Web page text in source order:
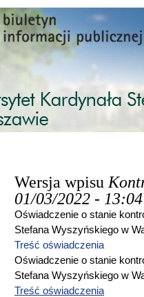
Przejdź do treści
Wersja wpisu
01/03/2022 - 13:04
Oświadczenie o stanie
Stefana Wyszyńskiego w
Treść oświadczenia
Oświadczenie o stanie
Stefana Wyszyńskiego w
Treść oświadczenia